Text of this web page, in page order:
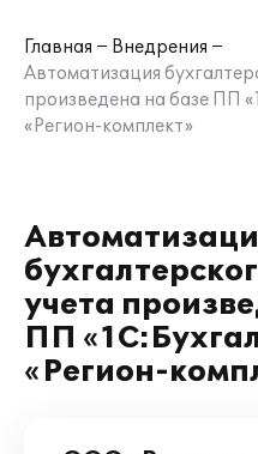
Главная
Внедрения
Автоматизация
произведена на базе ПП
«Регион-комплект»
учета
ПП
«Регион-